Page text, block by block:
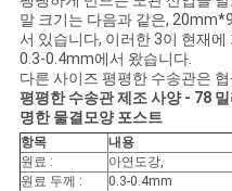
하
십
시
오
말 크기는 다음과 같은,
서 있습니다, 이러한 3이 현재
0.3-0.4mm에서 왔습니다.
다른 사이즈 평평한 수송관은
평평한 수송관 제조 사양 - 78
명한 물결모양 포스트
항목
내용
원료 :
아연도강,
원료 두께 :
0.3-0.4mm